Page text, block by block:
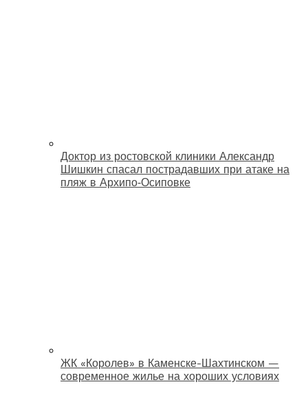
Доктор из ростовской клиники Александр
Шишкин спасал пострадавших при атаке на
пляж в Архипо‑Осиповке
ЖК «Королев» в Каменске-Шахтинском —
современное жилье на хороших условиях